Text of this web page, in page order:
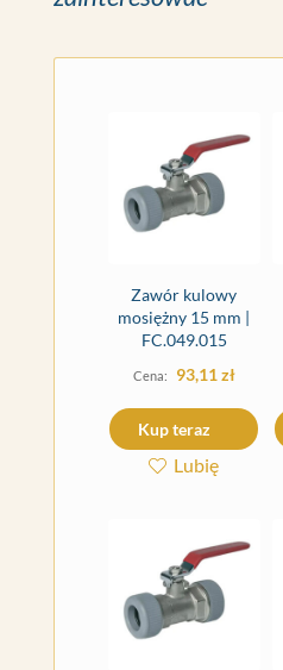
Zawór kulowy
mosiężny 15 mm |
FC.049.015
93,11zł
Kup teraz
Lubię